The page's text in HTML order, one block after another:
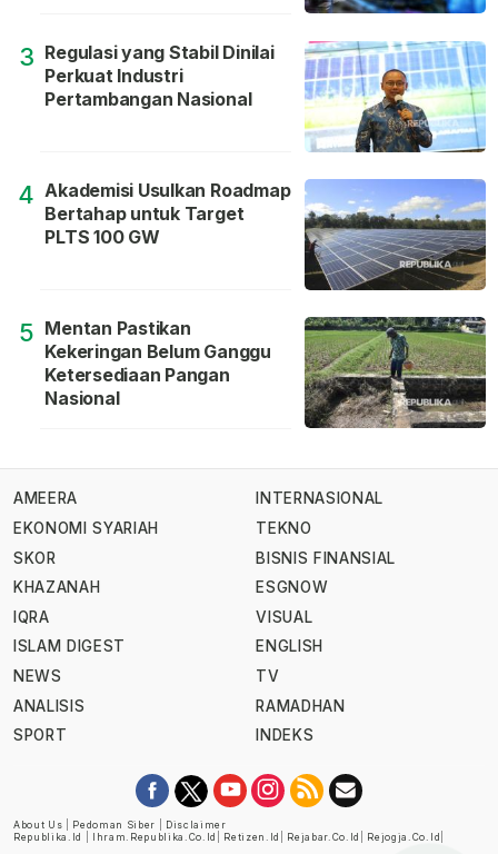
3 Regulasi yang Stabil Dinilai
Perkuat Industri
Pertambangan Nasional
4 Akademisi Usulkan Roadmap
Bertahap untuk Target
PLTS 100 GW
5 Mentan Pastikan
Kekeringan Belum Ganggu
Ketersediaan Pangan
Nasional
AMEERA
EKONOMI SYARIAH
SKOR
KHAZANAH
IQRA
ISLAM DIGEST
NEWS
ANALISIS
SPORT
INTERNASIONAL
TEKNO
BISNIS FINANSIAL
ESGNOW
VISUAL
ENGLISH
TV
RAMADHAN
INDEKS
About Us Pedoman Siber
Disclaimer
Republika.id
Ihram.republika.co.id Retizen.id Rejabar.co.id Rejogja.co.id